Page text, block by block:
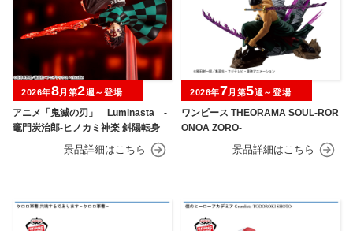
アニメ「鬼滅の刃」 Luminasta ‐
竈門炭治郎‐ヒノカミ神楽 斜陽転身
2026年8月第2週～登場
ワンピース THEORAMA SOUL-ROR
ONOA ZORO-
2026年7月第5週～登場